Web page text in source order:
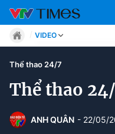
Chuyên mục
Tin tức
VIDEO
Move
Phong cách
Chân dung
Sự kiện
Thể thao 24/7
Thể thao
ANH QUÂN - 22/05/